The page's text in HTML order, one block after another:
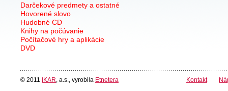
Darčekové predmety a ostatné
Hovorené slovo
Hudobné CD
Knihy na počúvanie
Počítačové hry a aplikácie
DVD
© 2011 IKAR , a.s., vyrobila Etnetera Kontakt